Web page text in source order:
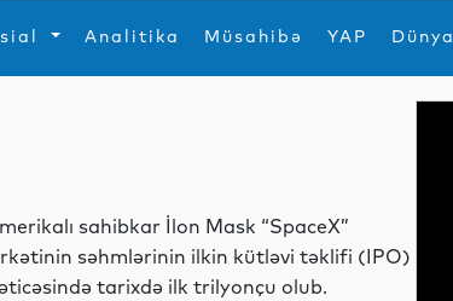
Analitika Müsahibə YAP Dünya
sahibkar İlon Mask “SpaceX”
səhmlərinin ilkin kütləvi təklifi (IPO)
tarixdə ilk trilyonçu olub.